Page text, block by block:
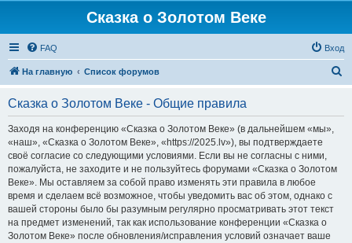
Сказка о Золотом Веке
FAQ Вход
На главную Список форумов
Сказка о Золотом Веке - Общие правила
Заходя на конференцию «Сказка о Золотом Веке» (в дальнейшем «мы»,
«наш», «Сказка о Золотом Веке», «https://2025.lv»), вы подтверждаете
своё согласие со следующими условиями. Если вы не согласны с ними,
пожалуйста, не заходите и не пользуйтесь форумами «Сказка о Золотом
Веке». Мы оставляем за собой право изменять эти правила в любое
время и сделаем всё возможное, чтобы уведомить вас об этом, однако с
вашей стороны было бы разумным регулярно просматривать этот текст
на предмет изменений, так как использование конференции «Сказка о
Золотом Веке» после обновления/исправления условий означает ваше